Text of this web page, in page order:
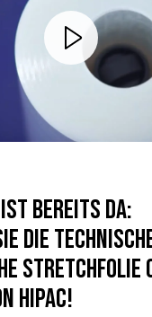
BEREITS DA:
DIE
STRETCHFOLIE
HIPAC!